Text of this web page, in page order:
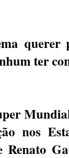
querer
ter
nos
Renato